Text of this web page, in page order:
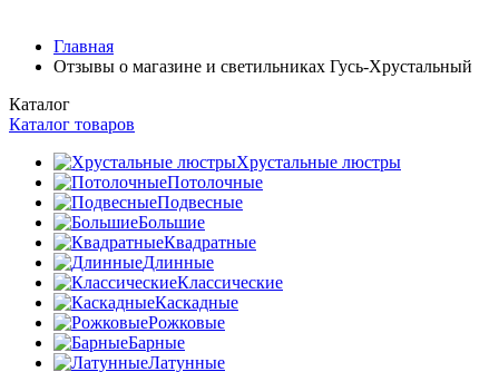
Главная
Отзывы о магазине и светильниках Гусь-Хрустальный
Каталог
Каталог товаров
Хрустальные люстры
Потолочные
Подвесные
Большие
Квадратные
Длинные
Классические
Каскадные
Рожковые
Барные
Латунные